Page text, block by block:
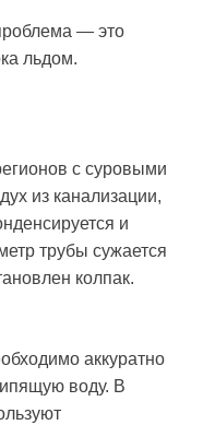
— это
льдом.
с суровыми
из канализации,
и
трубы сужается
колпак.
аккуратно
воду. В